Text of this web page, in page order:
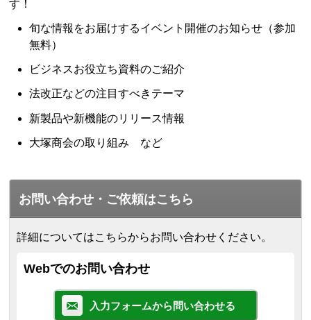
す！
旬な情報をお届けするイベント開催のお知らせ（参加
無料）
ビジネスお役立ち資料のご紹介
法改正などの注目すべきテーマ
新製品や新機能のリリース情報
大塚商会の取り組み など
お問い合わせ・ご依頼はこちら
詳細についてはこちらからお問い合わせください。
Webでのお問い合わせ
入力フォームから問い合わせる